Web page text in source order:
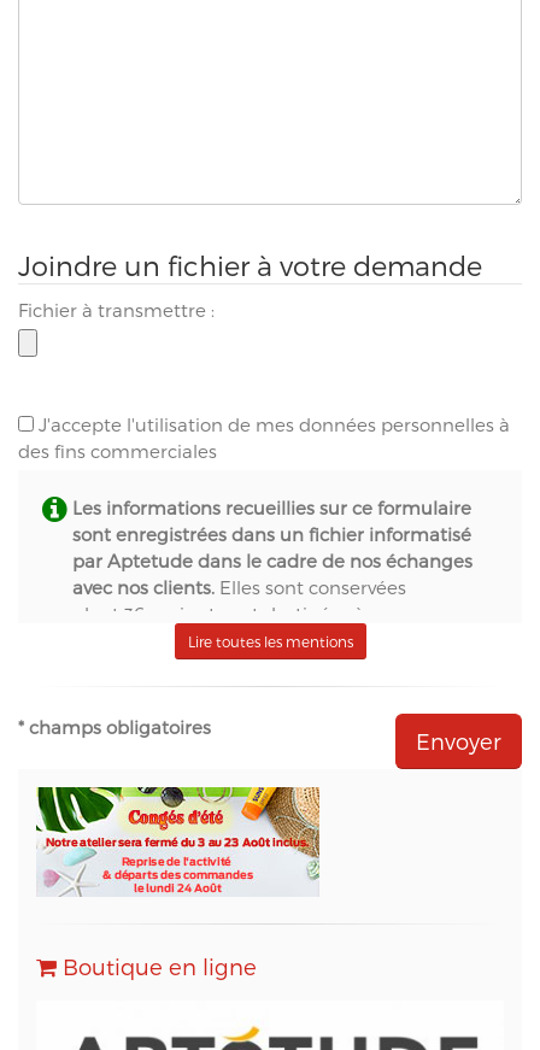
Joindre un fichier à votre demande
Fichier à transmettre :
J'accepte l'utilisation de mes données personnelles à
des fins commerciales
Les informations recueillies sur ce formulaire
sont enregistrées dans un fichier informatisé
par Aptetude dans le cadre de nos échanges
avec nos clients. Elles sont conservées
pendant 36 mois et sont destinées à :
- S.A.S. Aptetude (www.france-signaletique.com)
en qualité de propriétaire du site web et
récipiendaire des formulaires,
- Natural-net (www.natural-net.fr) en qualité
- Kiubi (www.kiubi.com) en qualité d'opérateur
technique du site web,
- OVH (www.ovh.com) en qualité d'hébergeur du
site web,
- Sarbacane (www.sarbacane.com) en tant que
d'Emailing, Newsletters, SMS, Emails
Transactionnels (SMTP) et pour le Marketing
Automation.
Conformément à la loi « informatique et libertés »,
Lire toutes les mentions
* champs obligatoires
Boutique en ligne